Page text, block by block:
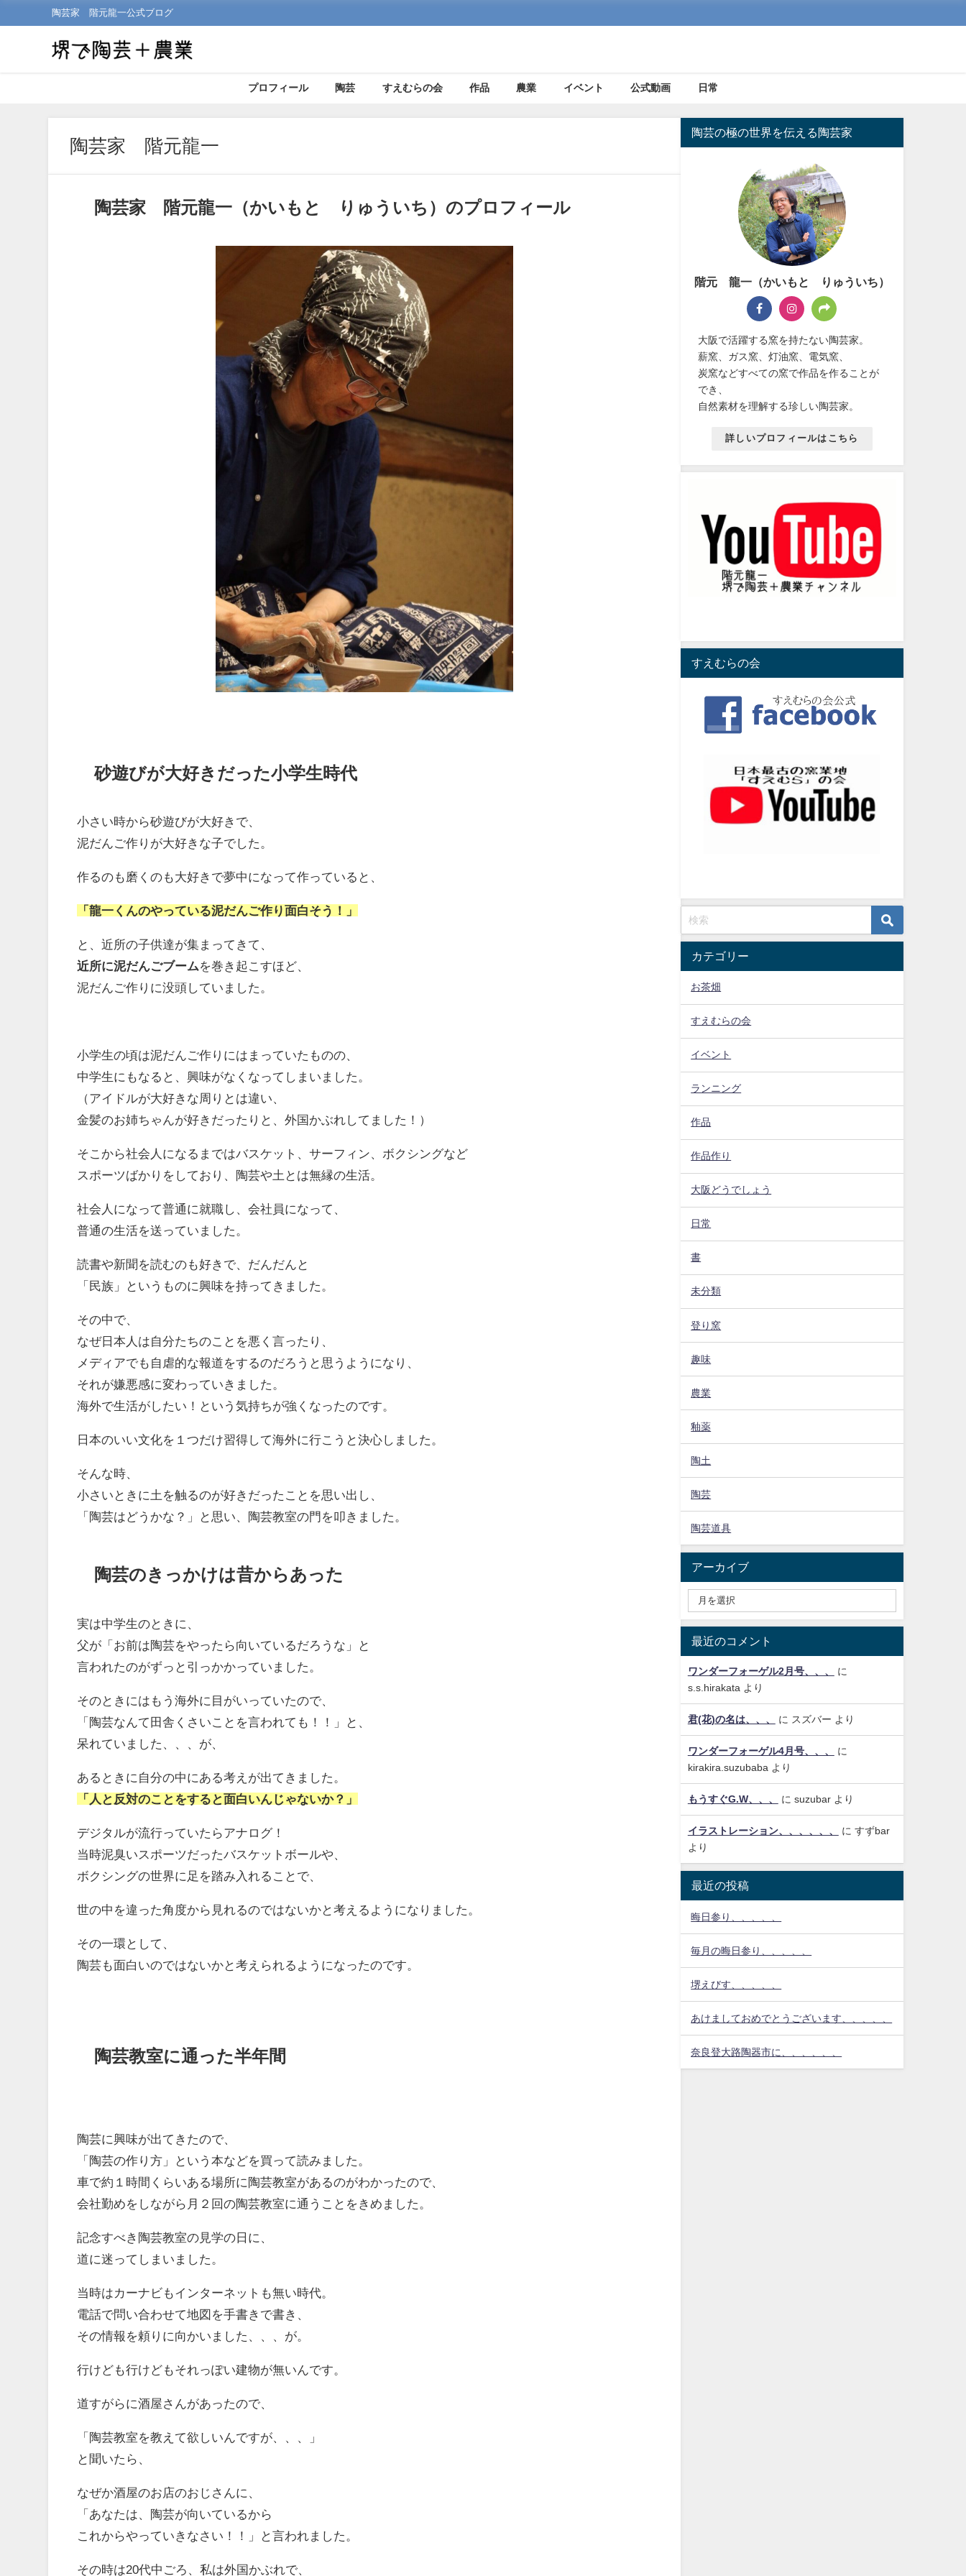
陶芸家 階元龍一公式ブログ
プロフィール 陶芸 すえむらの会 作品 農業 イベント 公式動画 日常
陶芸家 階元龍一
陶芸家 階元龍一（かいもと りゅういち）のプロフィール
砂遊びが大好きだった小学生時代
小さい時から砂遊びが大好きで、
泥だんご作りが大好きな子でした。
作るのも磨くのも大好きで夢中になって作っていると、
「龍一くんのやっている泥だんご作り面白そう！」
と、近所の子供達が集まってきて、
近所に泥だんごブームを巻き起こすほど、
泥だんご作りに没頭していました。
小学生の頃は泥だんご作りにはまっていたものの、
中学生にもなると、興味がなくなってしまいました。
（アイドルが大好きな周りとは違い、
金髪のお姉ちゃんが好きだったりと、外国かぶれしてました！）
そこから社会人になるまではバスケット、サーフィン、ボクシングなど
スポーツばかりをしており、陶芸や土とは無縁の生活。
社会人になって普通に就職し、会社員になって、
普通の生活を送っていました。
読書や新聞を読むのも好きで、だんだんと
「民族」というものに興味を持ってきました。
その中で、
なぜ日本人は自分たちのことを悪く言ったり、
メディアでも自虐的な報道をするのだろうと思うようになり、
それが嫌悪感に変わっていきました。
海外で生活がしたい！という気持ちが強くなったのです。
日本のいい文化を１つだけ習得して海外に行こうと決心しました。
そんな時、
小さいときに土を触るのが好きだったことを思い出し、
「陶芸はどうかな？」と思い、陶芸教室の門を叩きました。
陶芸のきっかけは昔からあった
実は中学生のときに、
父が「お前は陶芸をやったら向いているだろうな」と
言われたのがずっと引っかかっていました。
そのときにはもう海外に目がいっていたので、
「陶芸なんて田舎くさいことを言われても！！」と、
呆れていました、、、が、
あるときに自分の中にある考えが出てきました。
「人と反対のことをすると面白いんじゃないか？」
デジタルが流行っていたらアナログ！
当時泥臭いスポーツだったバスケットボールや、
ボクシングの世界に足を踏み入れることで、
世の中を違った角度から見れるのではないかと考えるようになりました。
その一環として、
陶芸も面白いのではないかと考えられるようになったのです。
陶芸教室に通った半年間
陶芸に興味が出てきたので、
「陶芸の作り方」という本などを買って読みました。
車で約１時間くらいある場所に陶芸教室があるのがわかったので、
会社勤めをしながら月２回の陶芸教室に通うことをきめました。
記念すべき陶芸教室の見学の日に、
道に迷ってしまいました。
当時はカーナビもインターネットも無い時代。
電話で問い合わせて地図を手書きで書き、
その情報を頼りに向かいました、、、が。
行けども行けどもそれっぽい建物が無いんです。
道すがらに酒屋さんがあったので、
「陶芸教室を教えて欲しいんですが、、、」
と聞いたら、
なぜか酒屋のお店のおじさんに、
「あなたは、陶芸が向いているから
これからやっていきなさい！！」と言われました。
その時は20代中ごろ、私は外国かぶれで、
陶芸の極の世界を伝える陶芸家
階元 龍一（かいもと りゅういち）
大阪で活躍する窯を持たない陶芸家。
薪窯、ガス窯、灯油窯、電気窯、
炭窯などすべての窯で作品を作ることが
でき、
自然素材を理解する珍しい陶芸家。
詳しいプロフィールはこちら
すえむらの会
カテゴリー
お茶畑
すえむらの会
イベント
ランニング
作品
作品作り
大阪どうでしょう
日常
書
未分類
登り窯
趣味
農業
釉薬
陶土
陶芸
陶芸道具
アーカイブ
最近のコメント
ワンダーフォーゲル2月号、、、
に
s.s.hirakata より
君(花)の名は、、、 に スズバー より
ワンダーフォーゲル4月号、、、
に
kirakira.suzubaba より
もうすぐG.W、、、 に suzubarより
イラストレーション、、、、、、 に すずbar
より
最近の投稿
晦日参り、、、、、
毎月の晦日参り、、、、、
堺えびす、、、、、
あけましておめでとうございます、、、、、
奈良登大路陶器市に、、、、、、